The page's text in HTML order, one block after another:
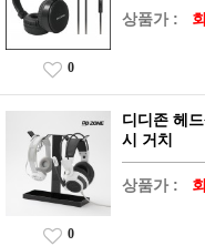
상품가 :
0
디디존 헤
시 거치
상품가 :
0